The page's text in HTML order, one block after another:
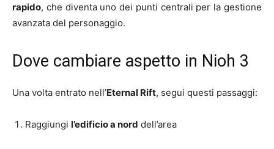
rapido, che diventa uno dei punti centrali per la gestione
avanzata del personaggio.
Dove cambiare aspetto in Nioh 3
Una volta entrato nell’Eternal Rift, segui questi passaggi:
Raggiungi l’edificio a nord dell’area